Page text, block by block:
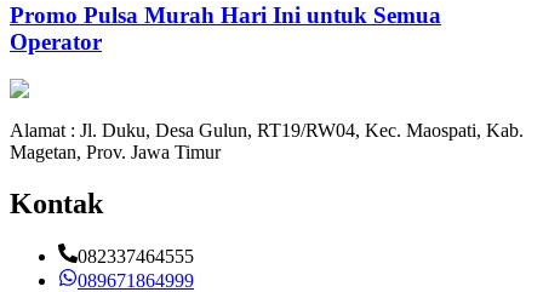
Promo Pulsa Murah Hari Ini untuk Semua
Operator
Alamat : Jl. Duku, Desa Gulun, RT19/RW04, Kec. Maospati, Kab.
Magetan, Prov. Jawa Timur
Kontak
082337464555
089671864999